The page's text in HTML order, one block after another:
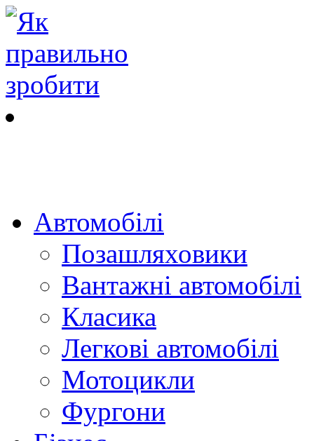
Автомобілі
Позашляховики
Вантажні автомобілі
Класика
Легкові автомобілі
Мотоцикли
Фургони